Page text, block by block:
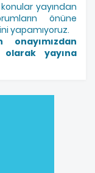
yayından
önüne
yapamıyoruz.
yayına